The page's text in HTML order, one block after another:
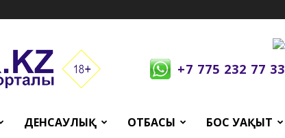
+7 775 232 77 33
ДЕНСАУЛЫҚ ОТБАСЫ БОС УАҚЫТ